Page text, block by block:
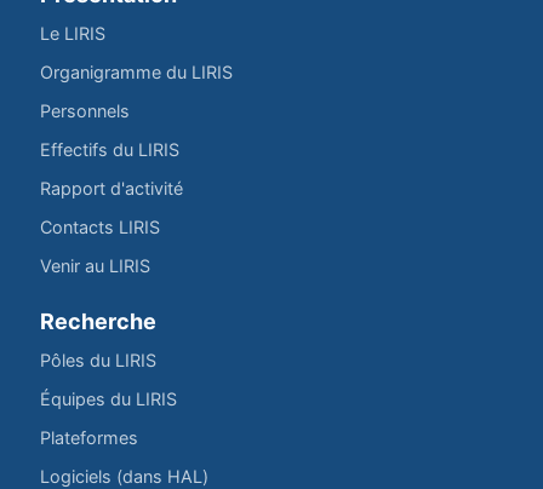
Le LIRIS
Organigramme du LIRIS
Personnels
Effectifs du LIRIS
Rapport d'activité
Contacts LIRIS
Venir au LIRIS
Recherche
Pôles du LIRIS
Équipes du LIRIS
Plateformes
Logiciels (dans HAL)